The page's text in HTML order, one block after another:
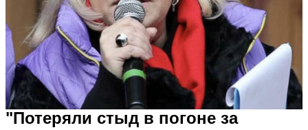
"Потеряли стыд в погоне за